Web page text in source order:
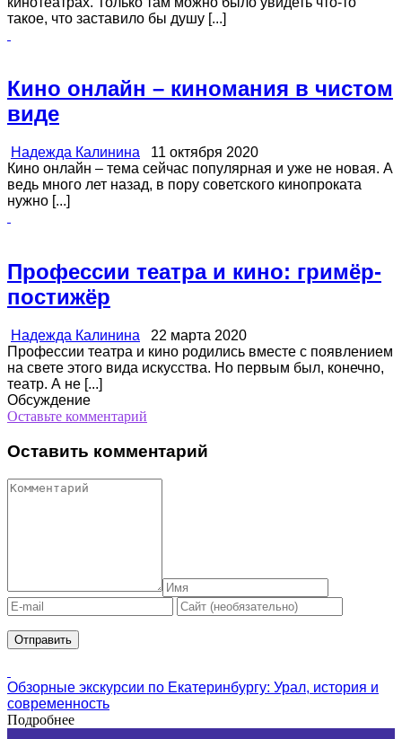
такое, что заставило бы душу [...]
Кино онлайн – киномания в чистом
виде
Надежда Калинина 11 октября 2020
Кино онлайн – тема сейчас популярная и уже не новая. А
ведь много лет назад, в пору советского кинопроката
нужно [...]
Профессии театра и кино: гримёр-
постижёр
Надежда Калинина 22 марта 2020
Профессии театра и кино родились вместе с появлением
на свете этого вида искусства. Но первым был, конечно,
театр. А не [...]
Обсуждение
Оставьте комментарий
Оставить комментарий
Обзорные экскурсии по Екатеринбургу: Урал, история и
современность
Подробнее